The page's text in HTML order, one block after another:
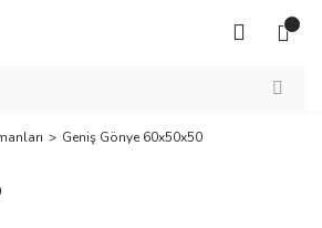
Geniş Gönye 60x50x50